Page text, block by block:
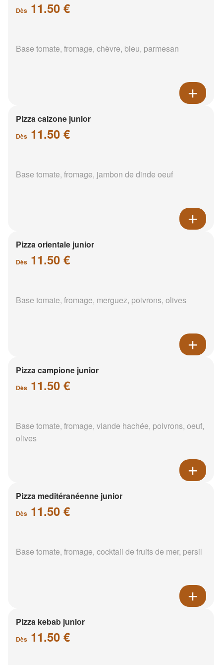
Dès 11.50 €
Base tomate, fromage, chèvre, bleu, parmesan
Pizza calzone junior
Dès 11.50 €
Base tomate, fromage, jambon de dinde oeuf
Pizza orientale junior
Dès 11.50 €
Base tomate, fromage, merguez, poivrons, olives
Pizza campione junior
Dès 11.50 €
Base tomate, fromage, viande hachée, poivrons, oeuf,
olives
Pizza meditéranéenne junior
Dès 11.50 €
Base tomate, fromage, cocktail de fruits de mer, persil
Pizza kebab junior
Dès 11.50 €